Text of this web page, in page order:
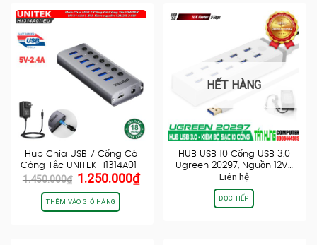
Hub Chia USB 7 Cổng Có
Công Tắc UNITEK H1314A01-
EU,…
1.450.000₫ Giá
gốc
là:
1.450.000₫.
1.250.000₫Giá
THÊM VÀO GIỎ HÀNG
HẾT HÀNG
HUB USB 10 Cổng USB 3.0
Ugreen 20297, Nguồn 12V…
Liên hệ
ĐỌC TIẾP